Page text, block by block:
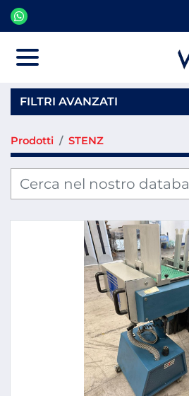
FILTRI AVANZATI
Categoria
Produttore
Prodotti STENZ